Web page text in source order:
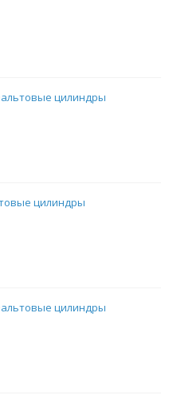
цилиндры
цилиндры
цилиндры